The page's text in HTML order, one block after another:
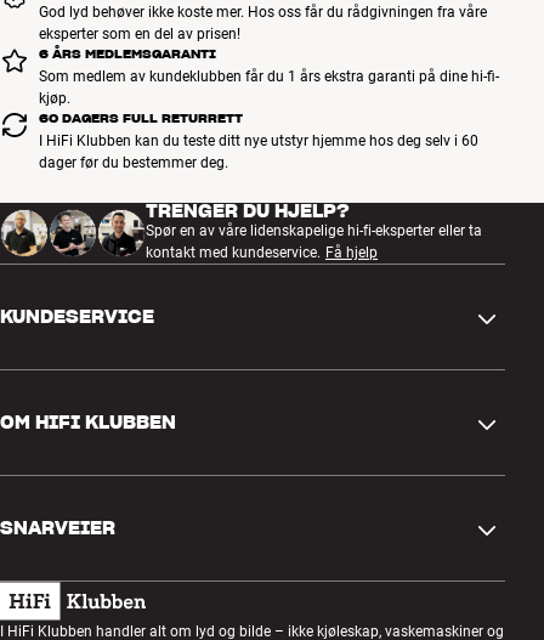
God lyd behøver ikke koste mer. Hos oss får du rådgivningen fra våre
eksperter som en del av prisen!
6 ÅRS MEDLEMSGARANTI
Som medlem av kundeklubben får du 1 års ekstra garanti på dine hi-fi-
kjøp.
60 DAGERS FULL RETURRETT
I HiFi Klubben kan du teste ditt nye utstyr hjemme hos deg selv i 60
dager før du bestemmer deg.
TRENGER DU HJELP?
Spør en av våre lidenskapelige hi-fi-eksperter eller ta
kontakt med kundeservice. Få hjelp
KUNDESERVICE
Retur og reklamasjon
Angre på bestilling
Handelsbetingelser
OM HIFI KLUBBEN
Kundeklubb
Lyttekveld
SNARVEIER
Gavekort
I HiFi Klubben handler alt om lyd og bilde – ikke kjøleskap, vaskemaskiner og